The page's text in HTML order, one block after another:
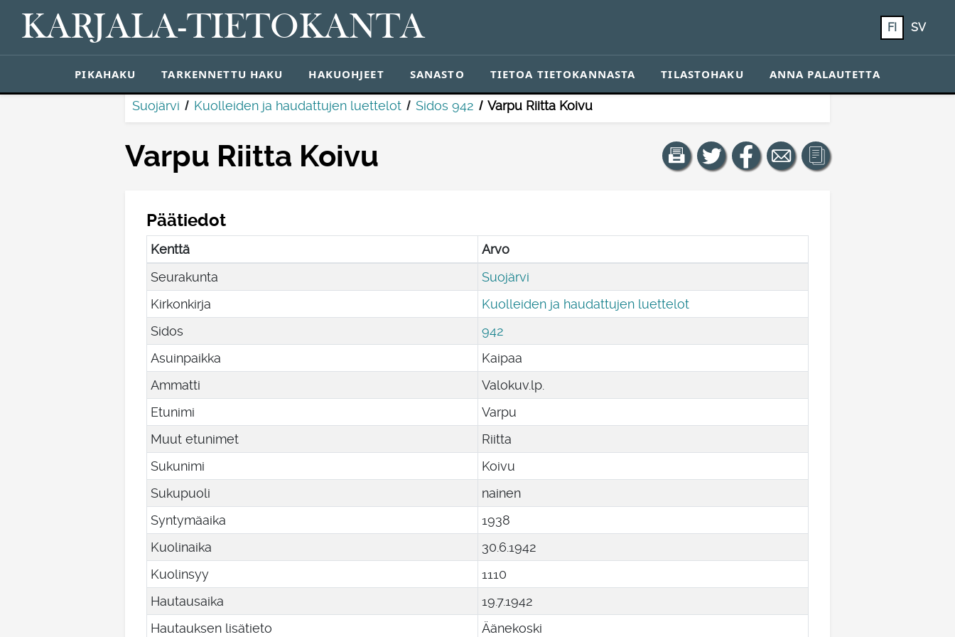
KARJALA-TIETOKANTA FI SV
PIKAHAKU TARKENNETTU HAKU HAKUOHJEET SANASTO TIETOA TIETOKANNASTA TILASTOHAKU ANNA PALAUTETTA
Suojärvi Kuolleiden ja haudattujen luettelot Sidos 942 Varpu Riitta Koivu
Varpu Riitta Koivu
Päätiedot
Kenttä
Arvo
Seurakunta
Suojärvi
Kirkonkirja
Kuolleiden ja haudattujen luettelot
Sidos
942
Asuinpaikka
Kaipaa
Ammatti
Valokuv.lp.
Etunimi
Varpu
Muut etunimet
Riitta
Sukunimi
Koivu
Sukupuoli
nainen
Syntymäaika
1938
Kuolinaika
30 6.1942
Kuolinsyy
1110
Hautausaika
19.7.1942
Hautauksen lisätieto
Äänekoski